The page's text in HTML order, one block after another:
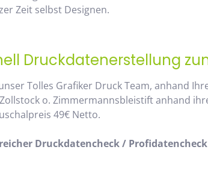
Zeit selbst Designen.
Druckdatenerstellung
Tolles Grafiker Druck Team, anhand
o. Zimmermannsbleistift anhand
49€ Netto.
Druckdatencheck /